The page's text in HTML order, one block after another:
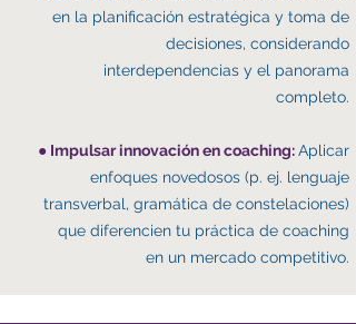
en la planificación estratégica y toma de
decisiones, considerando
interdependencias y el panorama
completo.
● Impulsar innovación en coaching:Aplicar
enfoques novedosos (p. ej. lenguaje
transverbal, gramática de constelaciones)
que diferencien tu práctica de coaching
en un mercado competitivo.